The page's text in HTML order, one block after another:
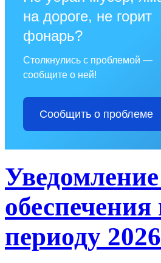
на дороге, не горит
фонарь?
Столкнулись с проблемой —
сообщите о ней!
Сообщить о проблеме
периоду